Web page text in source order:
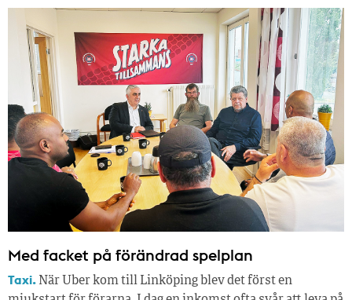
Med facket på förändrad spelplan
Taxi. När Uber kom till Linköping blev det först en